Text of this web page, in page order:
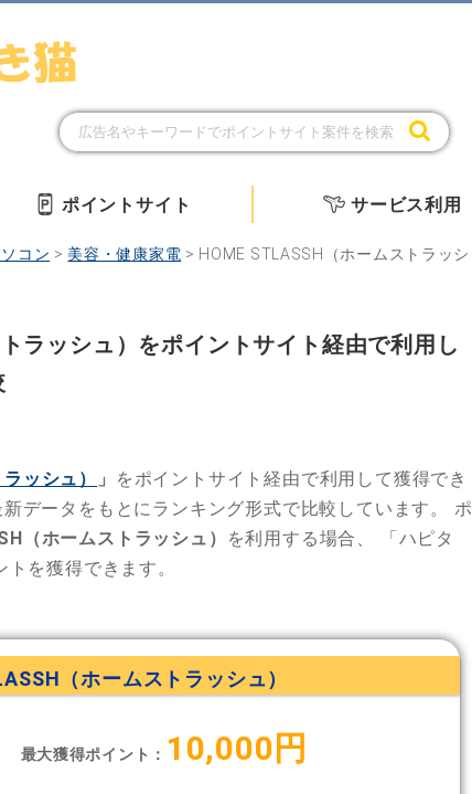
ポイントサイト サービス利用
コン > 美容・健康家電 > HOME STLASSH（ホームストラッシ
ラッシュ）をポイントサイト経由で利用し
ッシュ） 」
をポイントサイト経由で利用して獲得でき
データをもとにランキング形式で比較しています。 ポ
（ホームストラッシュ） を利用する場合、
「ハピタ
を獲得できます。
（ホームストラッシュ）
最大獲得ポイント： 10,000円